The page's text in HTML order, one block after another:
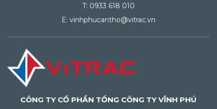
T: 0933 618 010
E: vinhphucantho@vitrac.vn
CÔNG TY CỔ PHẦN TỔNG CÔNG TY VĨNH PHÚ